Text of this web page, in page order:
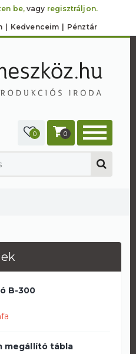
be,vagy regisztráljon.
Kedvenceim Pénztár
0 0
B-300
megállító tábla